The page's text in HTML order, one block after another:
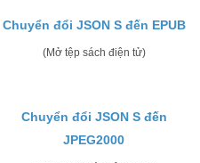
Chuyển đổi JSON S đến EPUB
(Mở tệp sách điện tử)
Chuyển đổi JSON S đến
JPEG2000